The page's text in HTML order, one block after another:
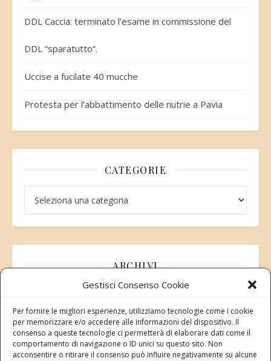
Gestisci Consenso Cookie
Per fornire le migliori esperienze, utilizziamo tecnologie come i cookie
per memorizzare e/o accedere alle informazioni del dispositivo. Il
consenso a queste tecnologie ci permetterà di elaborare dati come il
comportamento di navigazione o ID unici su questo sito. Non
acconsentire o ritirare il consenso può influire negativamente su alcune
DDL Caccia: terminato l’esame in commissione del
DDL “sparatutto”.
Uccise a fucilate 40 mucche
Protesta per l’abbattimento delle nutrie a Pavia
CATEGORIE
ARCHIVI